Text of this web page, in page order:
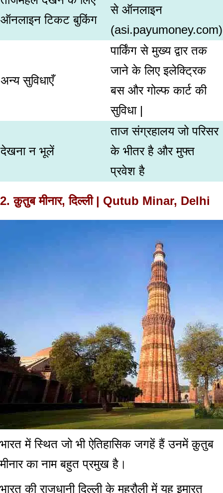
ऑनलाइन टिकट बुकिंग
से ऑनलाइन
(asi.payumoney.com)
अन्य सुविधाएँ
पार्किंग से मुख्य द्वार तक
जाने के लिए इलेक्ट्रिक
बस और गोल्फ कार्ट की
सुविधा |
देखना न भूलें
ताज संग्रहालय जो परिसर
के भीतर है और मुफ्त
प्रवेश है
2. क़ुतुब मीनार, दिल्ली | Qutub Minar, Delhi
भारत में स्थित जो भी ऐतिहासिक जगहें हैं उनमें क़ुतुब
मीनार का नाम बहुत प्रमुख है।
भारत की राजधानी दिल्ली के महरौली में यह इमारत